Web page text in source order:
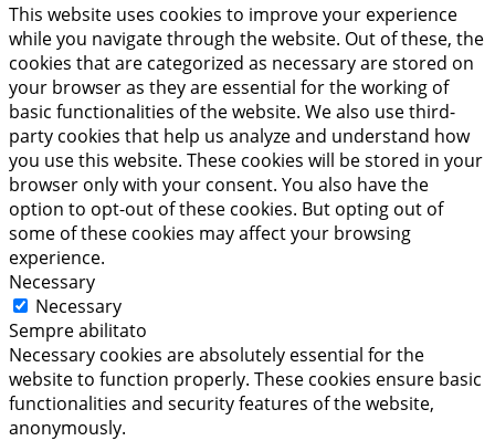
This website uses cookies to improve your experience
while you navigate through the website. Out of these, the
cookies that are categorized as necessary are stored on
your browser as they are essential for the working of
basic functionalities of the website. We also use third-
party cookies that help us analyze and understand how
you use this website. These cookies will be stored in your
browser only with your consent. You also have the
option to opt-out of these cookies. But opting out of
some of these cookies may affect your browsing
experience.
Necessary
Necessary
Sempre abilitato
Necessary cookies are absolutely essential for the
website to function properly. These cookies ensure basic
functionalities and security features of the website,
anonymously.